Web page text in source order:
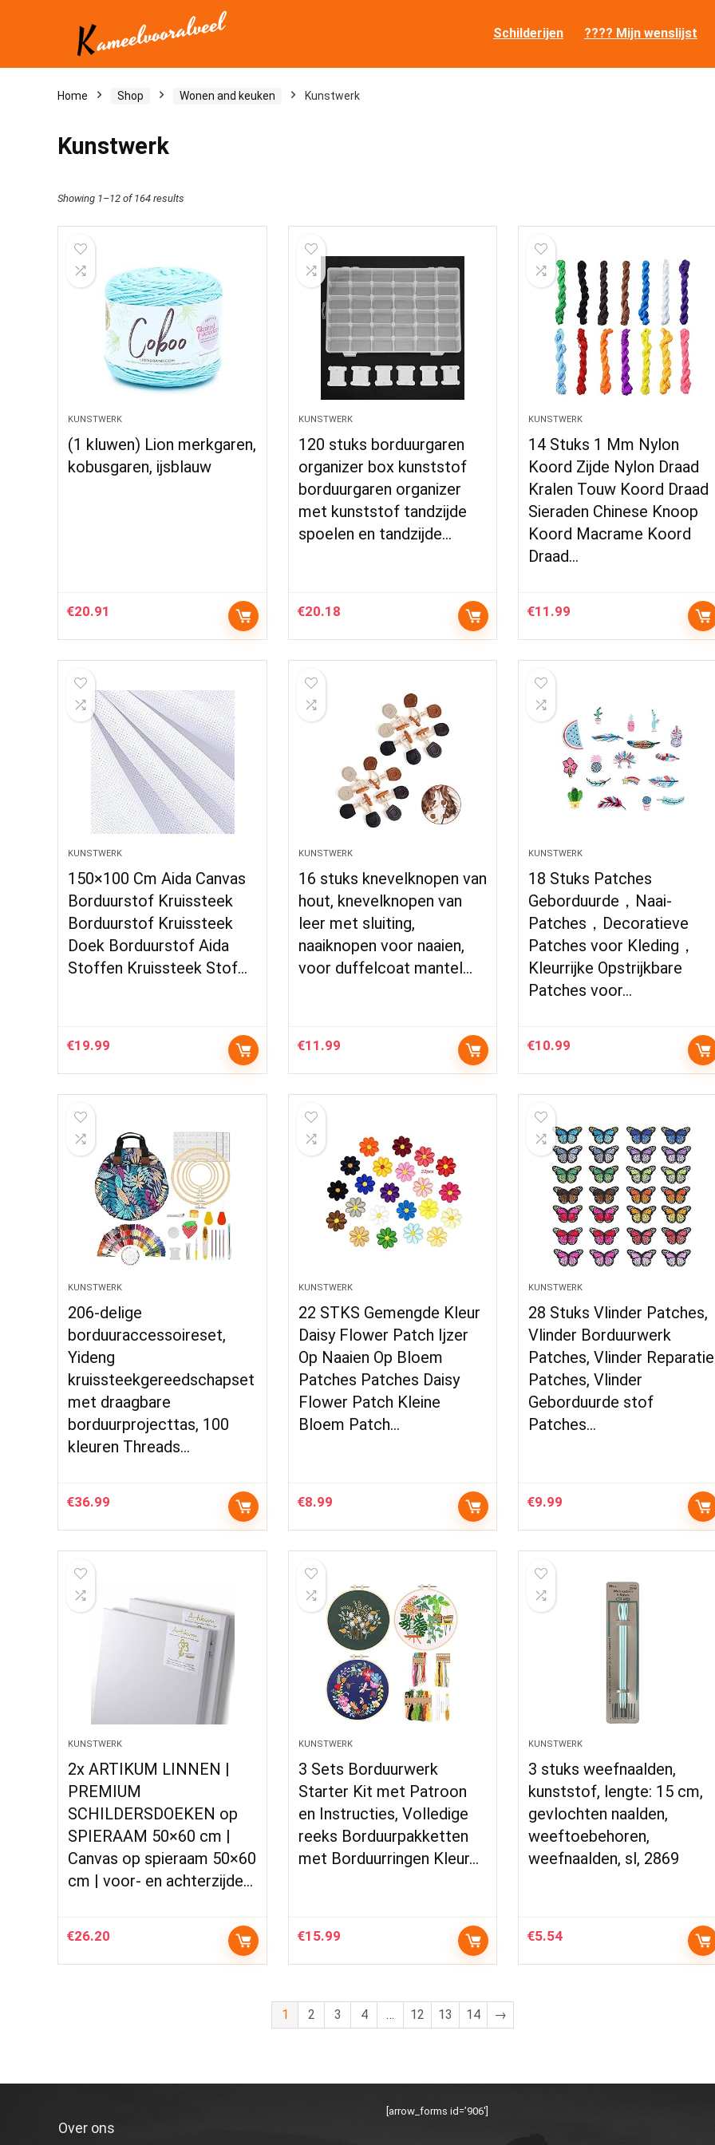
Schilderijen ???? Mijn wenslijst
Home Shop Wonen and keuken Kunstwerk
Kunstwerk
Showing 1–12 of 164 results
KUNSTWERK
(1 kluwen) Lion merkgaren,
kobusgaren, ijsblauw
€20.91
KUNSTWERK
120 stuks borduurgaren
organizer box kunststof
borduurgaren organizer
met kunststof tandzijde
spoelen en tandzijde…
€20.18
KUNSTWERK
14 Stuks 1 Mm Nylon
Koord Zijde Nylon Draad
Kralen Touw Koord Draad
Sieraden Chinese Knoop
Koord Macrame Koord
Draad…
€11.99
KUNSTWERK
150×100 Cm Aida Canvas
Borduurstof Kruissteek
Borduurstof Kruissteek
Doek Borduurstof Aida
Stoffen Kruissteek Stof…
€19.99
KUNSTWERK
16 stuks knevelknopen van
hout, knevelknopen van
leer met sluiting,
naaiknopen voor naaien,
voor duffelcoat mantel…
€11.99
KUNSTWERK
18 Stuks Patches
Geborduurde，Naai-
Patches，Decoratieve
Patches voor Kleding，
Kleurrijke Opstrijkbare
Patches voor…
€10.99
KUNSTWERK
206-delige
borduuraccessoireset,
Yideng
kruissteekgereedschapset
met draagbare
borduurprojecttas, 100
kleuren Threads…
€36.99
KUNSTWERK
22 STKS Gemengde Kleur
Daisy Flower Patch Ijzer
Op Naaien Op Bloem
Patches Patches Daisy
Flower Patch Kleine
Bloem Patch…
€8.99
KUNSTWERK
28 Stuks Vlinder Patches,
Vlinder Borduurwerk
Patches, Vlinder Reparatie
Patches, Vlinder
Geborduurde stof
Patches…
€9.99
KUNSTWERK
2x ARTIKUM LINNEN |
PREMIUM
SCHILDERSDOEKEN op
SPIERAAM 50×60 cm |
Canvas op spieraam 50×60
cm | voor- en achterzijde…
€26.20
KUNSTWERK
3 Sets Borduurwerk
Starter Kit met Patroon
en Instructies, Volledige
reeks Borduurpakketten
met Borduurringen Kleur…
€15.99
KUNSTWERK
3 stuks weefnaalden,
kunststof, lengte: 15 cm,
gevlochten naalden,
weeftoebehoren,
weefnaalden, sl, 2869
€5.54
1 2 3 4 … 12 13 14 →
Over ons
[arrow_forms id=’906′]